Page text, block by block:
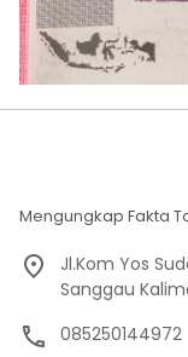
Mengungkap Fakta
Jl.Kom Yos
Sanggau
085250144972